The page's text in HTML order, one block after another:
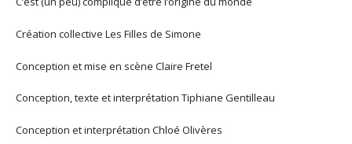
Création collective Les Filles de Simone
Conception et mise en scène Claire Fretel
Conception, texte et interprétation Tiphiane Gentilleau
Conception et interprétation Chloé Olivères